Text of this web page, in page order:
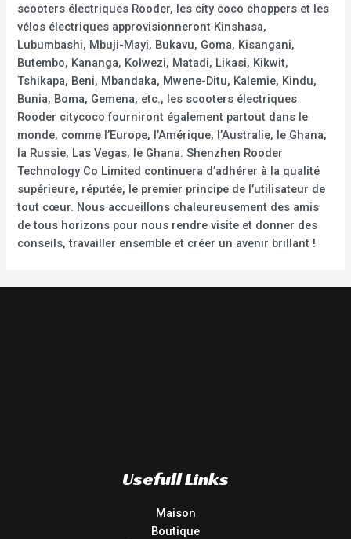
scooters électriques Rooder, les city coco choppers et les
vélos électriques approvisionneront Kinshasa,
Lubumbashi, Mbuji-Mayi, Bukavu, Goma, Kisangani,
Butembo, Kananga, Kolwezi, Matadi, Likasi, Kikwit,
Tshikapa, Beni, Mbandaka, Mwene-Ditu, Kalemie, Kindu,
Bunia, Boma, Gemena, etc., les scooters électriques
Rooder citycoco fourniront également partout dans le
monde, comme l’Europe, l’Amérique, l’Australie, le Ghana,
la Russie, Las Vegas, le Ghana. Shenzhen Rooder
Technology Co Limited continuera d’adhérer à la qualité
supérieure, réputée, le premier principe de l’utilisateur de
tout cœur. Nous accueillons chaleureusement des amis
de tous horizons pour nous rendre visite et donner des
conseils, travailler ensemble et créer un avenir brillant !
Usefull Links
Maison
Boutique